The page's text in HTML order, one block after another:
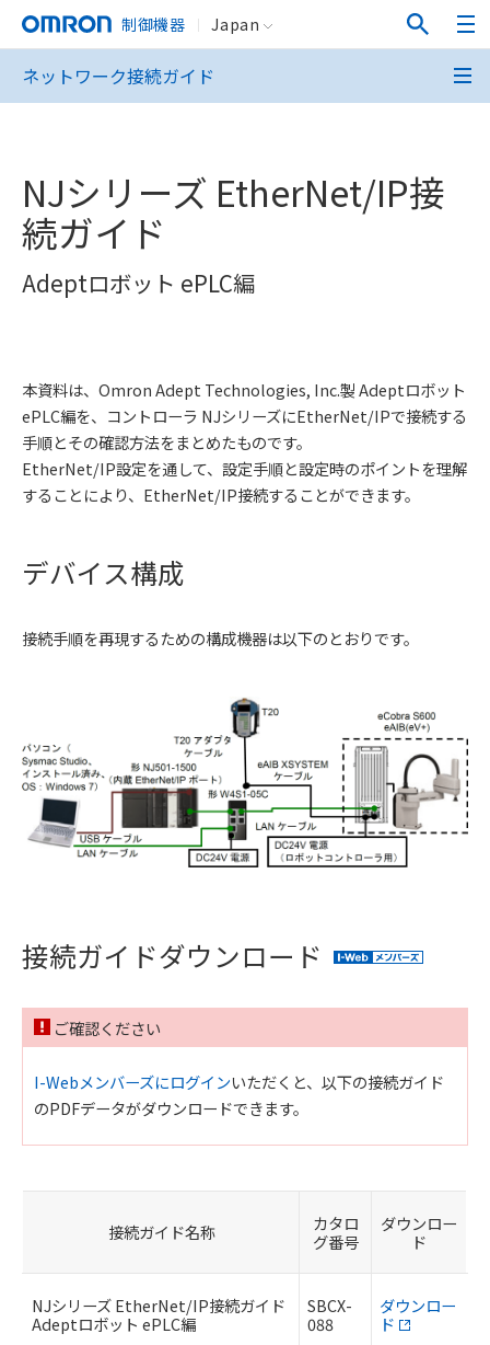
制御機器 Japan
ネットワーク接続ガイド
NJシリーズ EtherNet/IP接
続ガイド
Adeptロボット ePLC編
本資料は、Omron Adept Technologies, Inc.製 Adeptロボット
ePLC編を、コントローラ NJシリーズにEtherNet/IPで接続する
手順とその確認方法をまとめたものです。
EtherNet/IP設定を通して、設定手順と設定時のポイントを理解
することにより、EtherNet/IP接続することができます。
デバイス構成
接続手順を再現するための構成機器は以下のとおりです。
接続ガイドダウンロード
ご確認ください
I-Webメンバーズにログインいただくと、以下の接続ガイド
のPDFデータがダウンロードできます。
接続ガイド名称
カタロ
グ番号
ダウンロー
ド
NJシリーズ EtherNet/IP接続ガイド
Adeptロボット ePLC編
SBCX-
088
ダウンロー
ド